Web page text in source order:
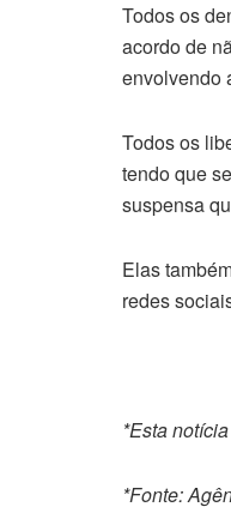
Todos os
acordo de
envolvendo
Todos os
tendo que
suspensa
Elas
redes
*Esta
*Fonte: